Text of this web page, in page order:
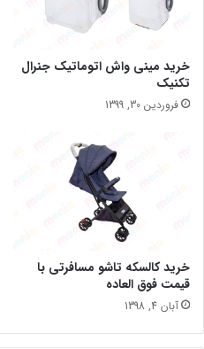
خرید مینی واش اتوماتیک جنرال
تکنیک
فروردین 30, 1399
خرید کالسکه تاشو مسافرتی با
قیمت فوق العاده
آبان 4, 1398